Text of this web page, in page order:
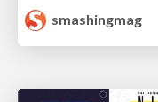
smashingmag